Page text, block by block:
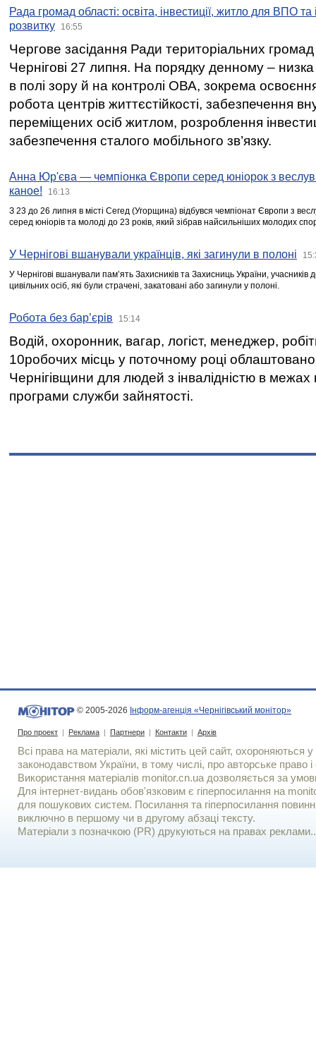
Рада громад області: освіта, інвестиції, житло для ВПО
розвитку
16:55
Чергове засідання Ради територіальних громад
Чернігові 27 липня. На порядку денному –
в полі зору й на контролі ОВА, зокрема освоєння
робота центрів життєстійкості, забезпечення
переміщених осіб житлом, розроблення
забезпечення сталого мобільного зв’язку.
Анна Юр'єва — чемпіонка Європи серед юніорок з
каное!
16:13
З 23 до 26 липня в місті Сегед (Угорщина) відбувся чемпіонат Європи з
серед юніорів та молоді до 23 років, який зібрав найсильніших молодих
У Чернігові вшанували українців, які загинули в полоні
У Чернігові вшанували пам’ять Захисників та Захисниць України,
цивільних осіб, які були страчені, закатовані або загинули у полоні.
Робота без бар’єрів 15:14
Водій, охоронник, вагар, логіст, менеджер,
10робочих місць у поточному році
Чернігівщини для людей з інвалідністю в межах
програми служби зайнятості.
© 2005-2026 Інформ-агенція «Чернігівський монітор»
Про проект | Реклама | Партнери | Контакти | Архів
Всі права на матеріали, які містить цей сайт, охороняються у
законодавством України, в тому числі, про авторське право і
Використання матерiалiв monitor.cn.ua дозволяється за
Для iнтернет-видань обов'язковим є гiперпосилання на
для пошукових систем. Посилання та гіперпосилання
виключно в першому чи в другому абзаці тексту.
Матеріали з позначкою (PR) друкуються на правах реклами..